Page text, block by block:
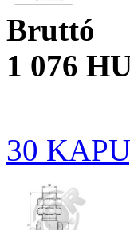
Bruttó
1 076
30